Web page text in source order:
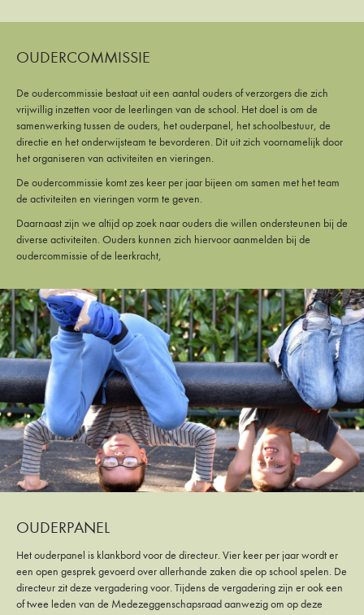
OUDERCOMMISSIE
De oudercommissie bestaat uit een aantal ouders of verzorgers die zich
vrijwillig inzetten voor de leerlingen van de school. Het doel is om de
samenwerking tussen de ouders, het ouderpanel, het schoolbestuur, de
directie en het onderwijsteam te bevorderen. Dit uit zich voornamelijk door
het organiseren van activiteiten en vieringen.
De oudercommissie komt zes keer per jaar bijeen om samen met het team
de activiteiten en vieringen vorm te geven.
Daarnaast zijn we altijd op zoek naar ouders die willen ondersteunen bij de
diverse activiteiten. Ouders kunnen zich hiervoor aanmelden bij de
oudercommissie of de leerkracht,
OUDERPANEL
Het ouderpanel is klankbord voor de directeur. Vier keer per jaar wordt er
een open gesprek gevoerd over allerhande zaken die op school spelen. De
directeur zit deze vergadering voor. Tijdens de vergadering zijn er ook een
of twee leden van de Medezeggenschapsraad aanwezig om op deze